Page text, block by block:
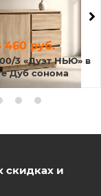
3 «Дуэт НЬЮ» в
Дуб сонома
460 руб.
скидках и